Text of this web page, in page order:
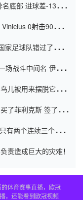
底部 进球差-13令人
0射击90分钟
足球队错过了世界
场战斗中闻名 伊万放
儿被用来摆脱它
了菲利克斯 签了7年
有两个连续三个连续
责造成巨大的灾难！
体育赛事直播，欧冠
，还能看到欧冠视频